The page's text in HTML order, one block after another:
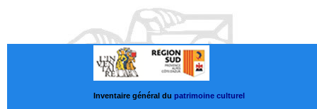
Inventaire général du patrimoine culturel